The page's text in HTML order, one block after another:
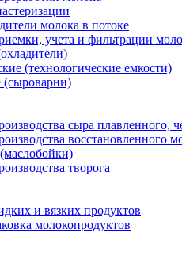
молока в потоке
учета и фильтрации
(технологические емкости)
сыра плавленного,
восстановленного
творога
и вязких продуктов
молокопродуктов